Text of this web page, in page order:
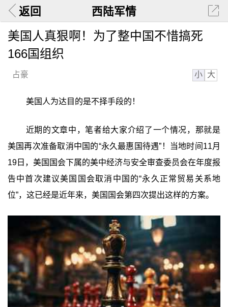
返回 西陆军情
美国人真狠啊！为了整中国不惜搞死
166国组织
占豪 小 大
美国人为达目的是不择手段的！
近期的文章中，笔者给大家介绍了一个情况，那就是
美国再次准备取消中国的“永久最惠国待遇”！当地时间11月
19日，美国国会下属的美中经济与安全审查委员会在年度报
告中首次建议美国国会取消中国的“永久正常贸易关系地
位”，这已经是近年来，美国国会第四次提出这样的方案。